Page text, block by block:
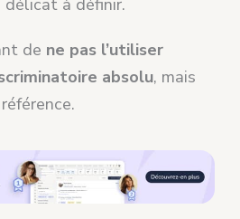
de ne pas l’utiliser
absolu, mais